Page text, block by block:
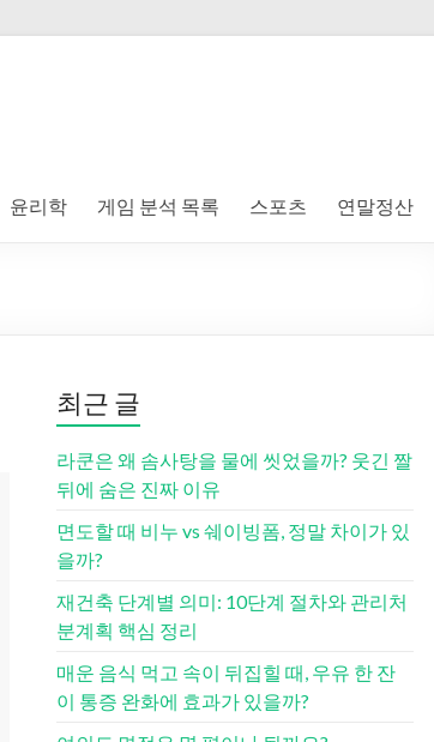
윤리학 게임 분석 목록 스포츠 연말정산
최근 글
라쿤은 왜 솜사탕을 물에 씻었을까? 웃긴 짤
뒤에 숨은 진짜 이유
면도할 때 비누 vs 쉐이빙폼, 정말 차이가 있
을까?
재건축 단계별 의미: 10단계 절차와 관리처
분계획 핵심 정리
매운 음식 먹고 속이 뒤집힐 때, 우유 한 잔
이 통증 완화에 효과가 있을까?